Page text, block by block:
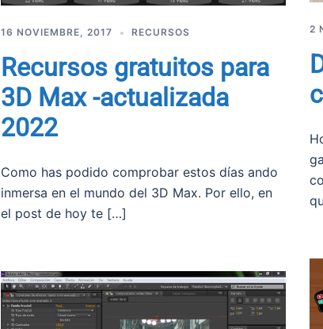
16 NOVIEMBRE, 2017 RECURSOS
Recursos gratuitos para
3D Max -actualizada
2022
Como has podido comprobar estos días ando
inmersa en el mundo del 3D Max. Por ello, en
el post de hoy te […]
2